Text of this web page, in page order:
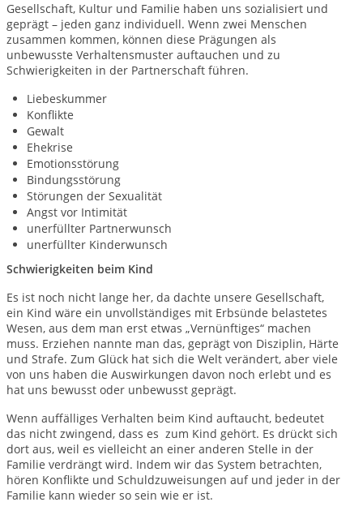
Gesellschaft, Kultur und Familie haben uns sozialisiert und
geprägt – jeden ganz individuell. Wenn zwei Menschen
zusammen kommen, können diese Prägungen als
unbewusste Verhaltensmuster auftauchen und zu
Schwierigkeiten in der Partnerschaft führen.
Liebeskummer
Konflikte
Gewalt
Ehekrise
Emotionsstörung
Bindungsstörung
Störungen der Sexualität
Angst vor Intimität
unerfüllter Partnerwunsch
unerfüllter Kinderwunsch
Schwierigkeiten beim Kind
Es ist noch nicht lange her, da dachte unsere Gesellschaft,
ein Kind wäre ein unvollständiges mit Erbsünde belastetes
Wesen, aus dem man erst etwas „Vernünftiges“ machen
muss. Erziehen nannte man das, geprägt von Disziplin, Härte
und Strafe. Zum Glück hat sich die Welt verändert, aber viele
von uns haben die Auswirkungen davon noch erlebt und es
hat uns bewusst oder unbewusst geprägt.
Wenn auffälliges Verhalten beim Kind auftaucht, bedeutet
das nicht zwingend, dass es zum Kind gehört. Es drückt sich
dort aus, weil es vielleicht an einer anderen Stelle in der
Familie verdrängt wird. Indem wir das System betrachten,
hören Konflikte und Schuldzuweisungen auf und jeder in der
Familie kann wieder so sein wie er ist.